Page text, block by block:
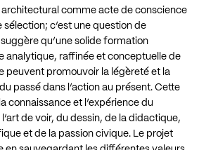
comme acte de conscience
c’est une question de
qu’une solide formation
analytique, raffinée et conceptuelle de
peuvent promouvoir la légèreté et la
passé dans l’action au présent. Cette
connaissance et l’expérience du
de voir, du dessin, de la didactique,
et de la passion civique. Le projet